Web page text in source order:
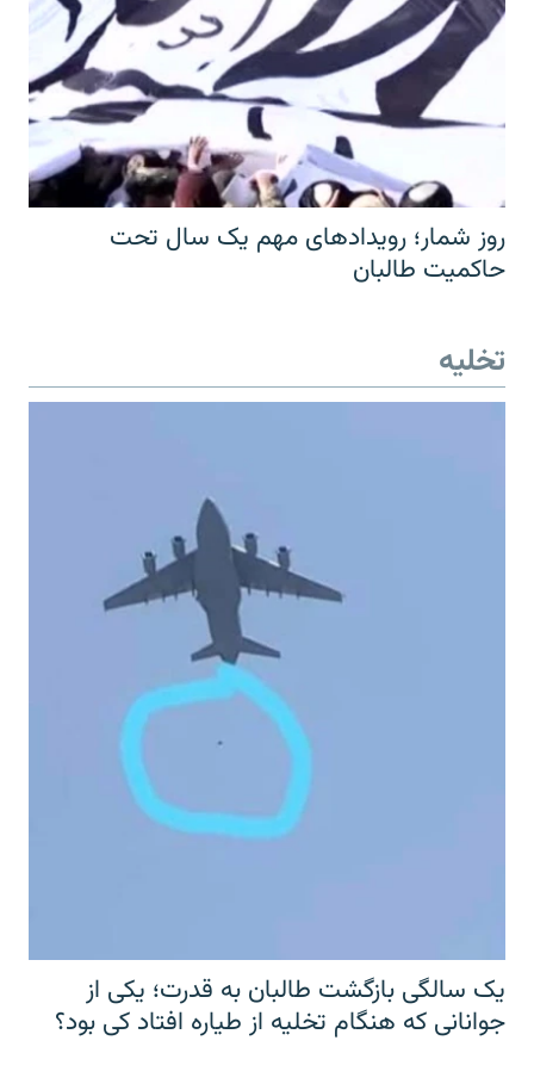
روز شمار؛ رویدادهای مهم یک سال تحت
حاکمیت طالبان
تخلیه
یک سالگی بازگشت طالبان به قدرت؛ یکی از
جوانانی که هنگام تخلیه از طیاره افتاد کی بود؟